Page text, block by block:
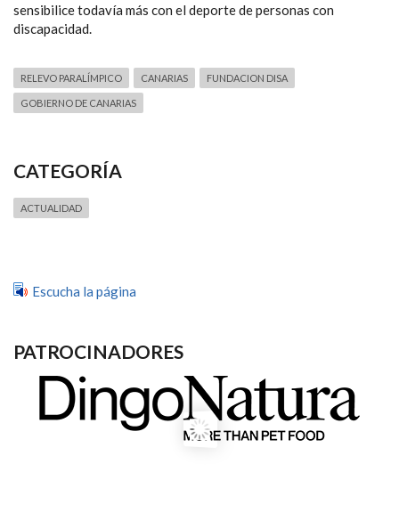
sensibilice todavía más con el deporte de personas con
discapacidad.
RELEVO PARALÍMPICO CANARIAS FUNDACION DISA
GOBIERNO DE CANARIAS
CATEGORÍA
ACTUALIDAD
Escucha la página
PATROCINADORES